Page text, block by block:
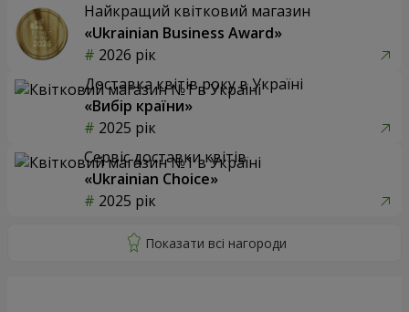
Найкращий квітковий магазин
«Ukrainian Business Award»
2026 рік
Доставка квітів року в Україні
«Вибір країни»
2025 рік
Сервіс доставки квітів
«Ukrainian Choice»
2025 рік